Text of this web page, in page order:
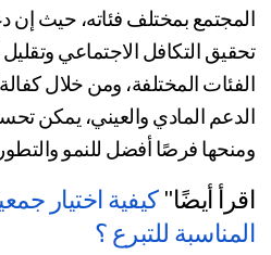
فرصًا أفضل للنمو والتطور.
أيضًا"
للتبرع ؟